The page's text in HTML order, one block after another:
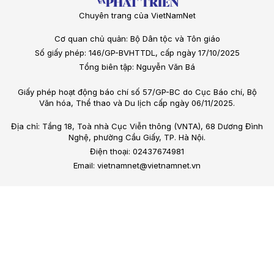
Chuyên trang của VietNamNet
Cơ quan chủ quản: Bộ Dân tộc và Tôn giáo
Số giấy phép: 146/GP-BVHTTDL, cấp ngày 17/10/2025
Tổng biên tập: Nguyễn Văn Bá
Giấy phép hoạt động báo chí số 57/GP-BC do Cục Báo chí, Bộ
Văn hóa, Thể thao và Du lịch cấp ngày 06/11/2025.
Địa chỉ: Tầng 18, Toà nhà Cục Viễn thông (VNTA), 68 Dương Đình
Nghệ, phường Cầu Giấy, TP. Hà Nội.
Điện thoại: 02437674981
Email: vietnamnet@vietnamnet.vn